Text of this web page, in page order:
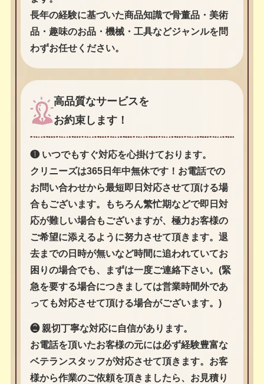
長年の経験に基づいた商品知識で骨董品・美術
品・趣味のお品・機械・工具などジャンルを問
わずお任せください。
高品質なサービスを
お約束します！
❶ いつでもすぐ対応を心掛けております。
クリニーズは365日年中無休です！お電話での
お問い合わせから最短即日対応させて頂ける場
合もございます。もちろん繁忙期などで即日対
応が難しい場合もございますが、極力お客様の
ご希望に添えるように努力させて頂きます。退
去までの日時が無いなど時間に追われていてお
困りの場合でも、まずは一度ご連絡下さい。(緊
急を要する場合につきましては営業時間外であ
っても対応させて頂ける場合がございます。)
❷ 親切丁寧な対応に自信があります。
お電話を頂いたお客様の元には必ず経験豊富な
ベテランスタッフが対応させて頂きます。お客
様から作業のご依頼を頂きましたら、お見積り